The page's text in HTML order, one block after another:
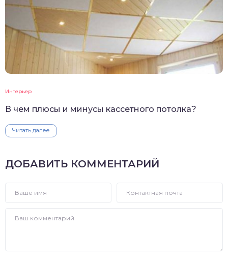
Интерьер
В чем плюсы и минусы кассетного потолка?
Читать далее
ДОБАВИТЬ КОММЕНТАРИЙ